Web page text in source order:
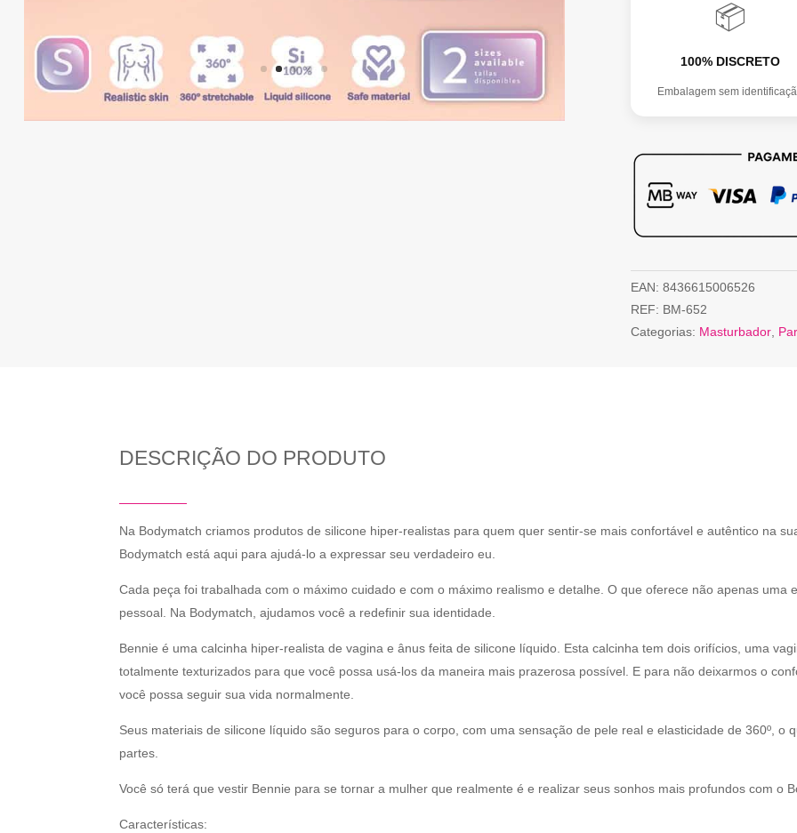
📦
100% DISCRETO
Embalagem sem
EAN: 8436615006526
REF: BM-652
Categorias: Masturbador,
DESCRIÇÃO DO PRODUTO
Na Bodymatch criamos produtos de silicone hiper-realistas para quem quer sentir-se mais confortável e autêntico na
Bodymatch está aqui para ajudá-lo a expressar seu verdadeiro eu.
Cada peça foi trabalhada com o máximo cuidado e com o máximo realismo e detalhe. O que oferece não apenas uma
pessoal. Na Bodymatch, ajudamos você a redefinir sua identidade.
Bennie é uma calcinha hiper-realista de vagina e ânus feita de silicone líquido. Esta calcinha tem dois orifícios, uma
totalmente texturizados para que você possa usá-los da maneira mais prazerosa possível. E para não deixarmos o
você possa seguir sua vida normalmente.
Seus materiais de silicone líquido são seguros para o corpo, com uma sensação de pele real e elasticidade de 360º, o
partes.
Você só terá que vestir Bennie para se tornar a mulher que realmente é e realizar seus sonhos mais profundos com o
Características: